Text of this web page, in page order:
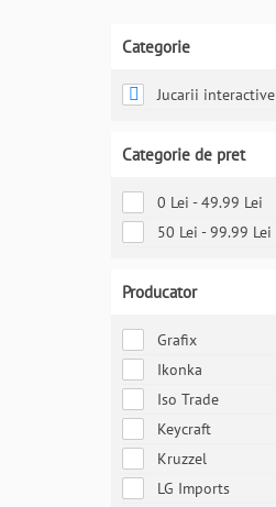
Categorie
Jucarii interactive
Categorie de pret
0 Lei - 49.99 Lei
50 Lei - 99.99 Lei
Producator
Grafix
Ikonka
Iso Trade
Keycraft
Kruzzel
LG Imports